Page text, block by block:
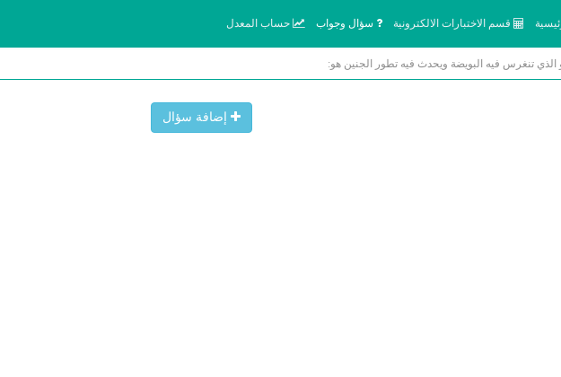
قسم الاختبارات الالكترونية سؤال وجواب حساب المعدل
الذي تنغرس فيه البويضة ويحدث فيه تطور الجنين هو:
إضافة سؤال